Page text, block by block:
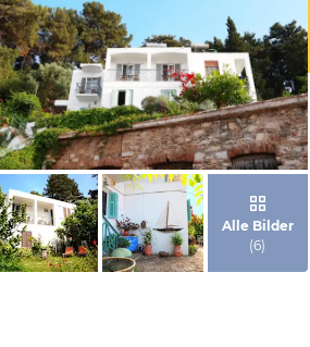
von Booking.com
von Booking.com
Alle Bilder
(6)